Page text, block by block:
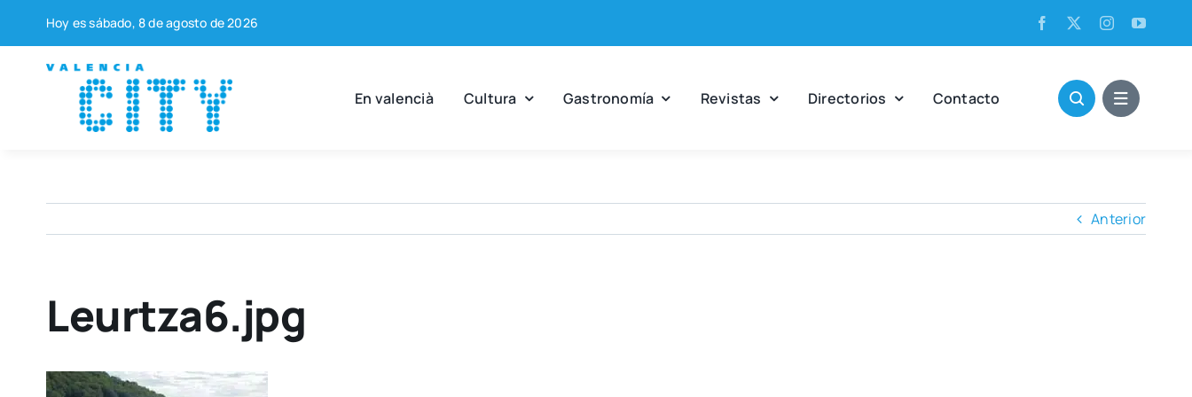
contenido
Hoy es sába­do, 8 de agos­to de 2026
En valen­cià Cul­tu­ra Gas­tro­no­mía Revis­tas Direc­to­rios Con­tac­to
Anterior
Leurtza6.jpg